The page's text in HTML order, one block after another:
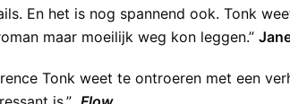
En het is nog spannend ook. Tonk
maar moeilijk weg kon leggen.”
Tonk weet te ontroeren met een